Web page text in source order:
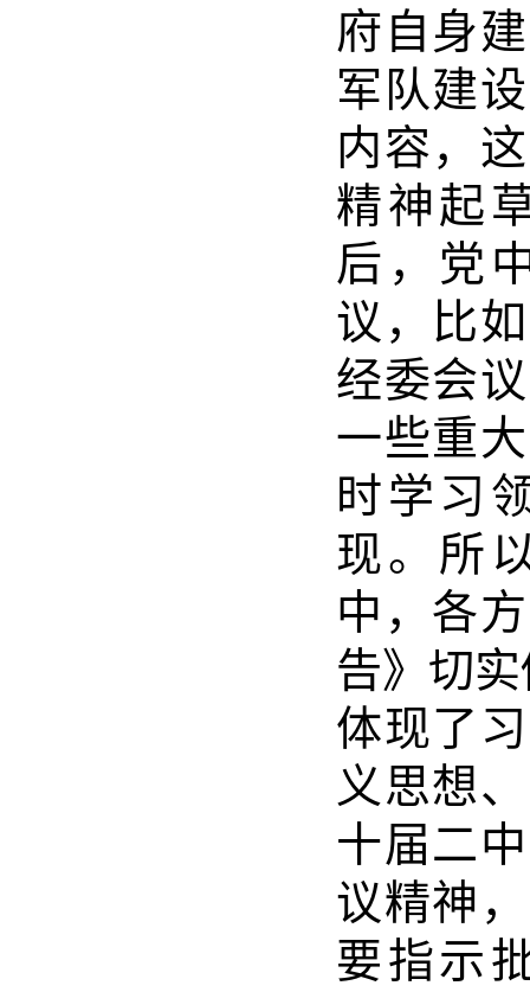
府自身
军队建
内容，
精神起
后，党
议，比
经委会
一些重
时学习
现。所
中，各
告》切
体现了
义思想
十届二
议精神
要指示